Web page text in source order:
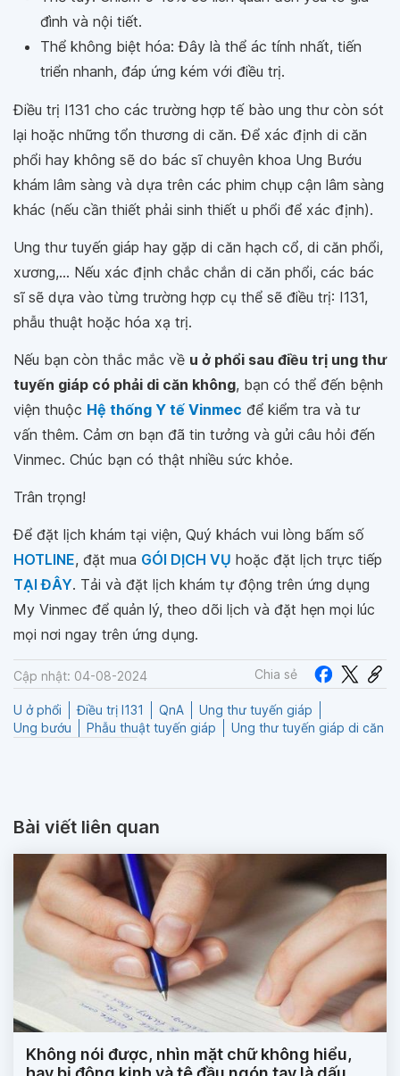
đình và nội tiết.
Thể không biệt hóa: Đây là thể ác tính nhất, tiến
triển nhanh, đáp ứng kém với điều trị.
Điều trị I131 cho các trường hợp tế bào ung thư còn sót
lại hoặc những tổn thương di căn. Để xác định di căn
phổi hay không sẽ do bác sĩ chuyên khoa Ung Bướu
khám lâm sàng và dựa trên các phim chụp cận lâm sàng
khác (nếu cần thiết phải sinh thiết u phổi để xác định).
Ung thư tuyến giáp hay gặp di căn hạch cổ, di căn phổi,
xương,... Nếu xác định chắc chắn di căn phổi, các bác
sĩ sẽ dựa vào từng trường hợp cụ thể sẽ điều trị: I131,
phẫu thuật hoặc hóa xạ trị.
Nếu bạn còn thắc mắc về u ở phổi sau điều trị ung thư
tuyến giáp có phải di căn không, bạn có thể đến bệnh
viện thuộc Hệ thống Y tế Vinmec để kiểm tra và tư
vấn thêm. Cảm ơn bạn đã tin tưởng và gửi câu hỏi đến
Vinmec. Chúc bạn có thật nhiều sức khỏe.
Trân trọng!
Để đặt lịch khám tại viện, Quý khách vui lòng bấm số
HOTLINE, đặt mua GÓI DỊCH VỤ hoặc đặt lịch trực tiếp
TẠI ĐÂY. Tải và đặt lịch khám tự động trên ứng dụng
My Vinmec để quản lý, theo dõi lịch và đặt hẹn mọi lúc
mọi nơi ngay trên ứng dụng.
Cập nhật: 04-08-2024 Chia sẻ
U ở phổi Điều trị I131 QnA
Ung thư tuyến giáp
Ung bướu
Phẫu thuật tuyến giáp Ung thư tuyến giáp di căn
Bài viết liên quan
Không nói được, nhìn mặt chữ không hiểu,